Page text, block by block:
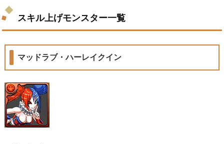
スキル上げモンスター一覧
マッドラブ・ハーレイクイン